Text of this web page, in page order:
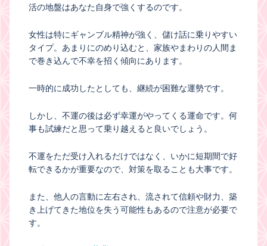
活の地盤はあなた自身で強くするのです。
女性は特にギャンブル精神が強く、儲け話に乗りやすい
タイプ。あまりにのめり込むと、家族やまわりの人間ま
で巻き込んで不幸を招く傾向にあります。
一時的に成功したとしても、継続が困難な運勢です。
しかし、不運の後は必ず幸運がやってくる運命です。何
事も試練だと思って乗り越えると良いでしょう。
不運をただ受け入れるだけではなく、いかに短期間で好
転できるかが重要なので、対策を取ることも大事です。
また、他人の言動に左右され、流されて信頼や財力、築
き上げてきた地位を失う可能性もあるので注意が必要で
す。